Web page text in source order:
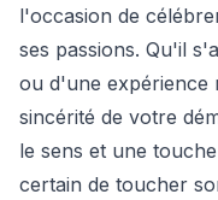
l'occasion de
ses passions. Qu'il
ou d'une expérience
sincérité de votre
le sens et une
certain de toucher